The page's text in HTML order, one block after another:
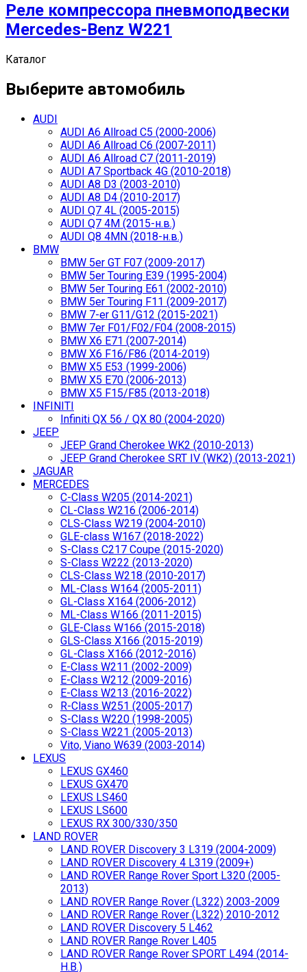
Реле компрессора пневмоподвески
Mercedes-Benz W221
Каталог
Выберите автомобиль
AUDI
AUDI A6 Allroad C5 (2000-2006)
AUDI A6 Allroad C6 (2007-2011)
AUDI A6 Allroad C7 (2011-2019)
AUDI A7 Sportback 4G (2010-2018)
AUDI A8 D3 (2003-2010)
AUDI A8 D4 (2010-2017)
AUDI Q7 4L (2005-2015)
AUDI Q7 4M (2015-н.в.)
AUDI Q8 4MN (2018-н.в.)
BMW
BMW 5er GT F07 (2009-2017)
BMW 5er Touring E39 (1995-2004)
BMW 5er Touring E61 (2002-2010)
BMW 5er Touring F11 (2009-2017)
BMW 7-er G11/G12 (2015-2021)
BMW 7er F01/F02/F04 (2008-2015)
BMW X6 E71 (2007-2014)
BMW X6 F16/F86 (2014-2019)
BMW X5 E53 (1999-2006)
BMW X5 E70 (2006-2013)
BMW X5 F15/F85 (2013-2018)
INFINITI
Infiniti QX 56 / QX 80 (2004-2020)
JEEP
JEEP Grand Cherokee WK2 (2010-2013)
JEEP Grand Cherokee SRT IV (WK2) (2013-2021)
JAGUAR
MERCEDES
C-Class W205 (2014-2021)
CL-Class W216 (2006-2014)
CLS-Class W219 (2004-2010)
GLE-class W167 (2018-2022)
S-Class C217 Coupe (2015-2020)
S-Class W222 (2013-2020)
CLS-Class W218 (2010-2017)
ML-Class W164 (2005-2011)
GL-Class X164 (2006-2012)
ML-Class W166 (2011-2015)
GLE-Class W166 (2015-2018)
GLS-Class X166 (2015-2019)
GL-Class X166 (2012-2016)
E-Class W211 (2002-2009)
E-Class W212 (2009-2016)
E-Class W213 (2016-2022)
R-Class W251 (2005-2017)
S-Class W220 (1998-2005)
S-Class W221 (2005-2013)
Vito, Viano W639 (2003-2014)
LEXUS
LEXUS GX460
LEXUS GX470
LEXUS LS460
LEXUS LS600
LEXUS RX 300/330/350
LAND ROVER
LAND ROVER Discovery 3 L319 (2004-2009)
LAND ROVER Discovery 4 L319 (2009+)
LAND ROVER Range Rover Sport L320 (2005-
2013)
LAND ROVER Range Rover (L322) 2003-2009
LAND ROVER Range Rover (L322) 2010-2012
LAND ROVER Discovery 5 L462
LAND ROVER Range Rover L405
LAND ROVER Range Rover SPORT L494 (2014-
Н.В.)